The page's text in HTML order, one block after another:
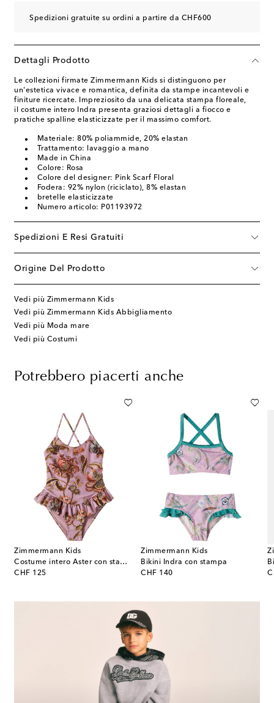
Spedizioni gratuite su ordini a partire da CHF600
Dettagli Prodotto
Le collezioni firmate Zimmermann Kids si distinguono per
un'estetica vivace e romantica, definita da stampe incantevoli e
finiture ricercate. Impreziosito da una delicata stampa floreale,
il costume intero Indra presenta graziosi dettagli a fiocco e
pratiche spalline elasticizzate per il massimo comfort.
Materiale: 80% poliammide, 20% elastan
Trattamento: lavaggio a mano
Made in China
Colore: Rosa
Colore del designer: Pink Scarf Floral
Fodera: 92% nylon (riciclato), 8% elastan
bretelle elasticizzate
Numero articolo: P01193972
Spedizioni E Resi Gratuiti
Origine Del Prodotto
Vedi più Zimmermann Kids
Vedi più Zimmermann Kids Abbigliamento
Vedi più Moda mare
Vedi più Costumi
Potrebbero piacerti anche
Zimmermann Kids
Costume intero Aster con stampa
CHF 125
original price
Zimmermann Kids
Bikini Indra con stampa
CHF 140
original price